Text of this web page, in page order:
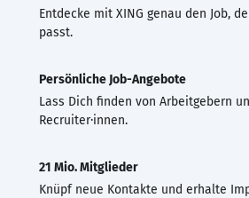
Entdecke mit XING genau den Job,
passt.
Persönliche Job-Angebote
Lass Dich finden von Arbeitgebern
Recruiter·innen.
21 Mio. Mitglieder
Knüpf neue Kontakte und erhalte